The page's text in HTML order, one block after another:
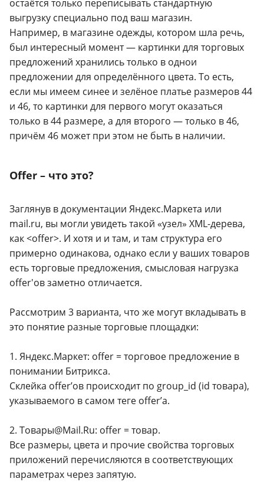
остаётся только переписывать стандартную
выгрузку специально под ваш магазин.
Например, в магазине одежды, котором шла речь,
был интересный момент — картинки для торговых
предложений хранились только в однои
предложении для определённого цвета. То есть,
если мы имеем синее и зелёное платье размеров 44
и 46, то картинки для первого могут оказаться
только в 44 размере, а для второго — только в 46,
причём 46 может при этом не быть в наличии.
Offer – что это?
Заглянув в документации Яндекс.Маркета или
mail.ru, вы могли увидеть такой «узел» XML-дерева,
как <offer>. И хотя и и там, и там структура его
примерно одинакова, однако если у ваших товаров
есть торговые предложения, смысловая нагрузка
offer'ов заметно отличается.
Рассмотрим 3 варианта, что же могут вкладывать в
это понятие разные торговые площадки:
1. Яндекс.Маркет: offer = торговое предложение в
понимании Битрикса.
Склейка offer’ов происходит по group_id (id товара),
указываемого в самом теге offer’а.
2. Товары@Mail.Ru: offer = товар.
Все размеры, цвета и прочие свойства торговых
приложений перечисляются в соответствующих
параметрах через запятую.